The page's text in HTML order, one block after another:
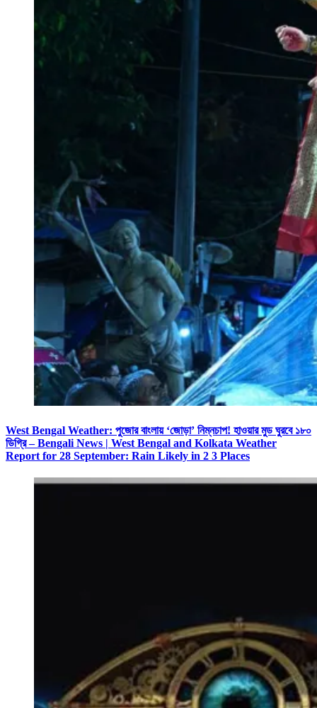
West Bengal Weather: পুজোর বাংলায় ‘জোড়া’ নিম্নচাপ! হাওয়ার মুড ঘুরবে ১৮০
ডিগ্রি – Bengali News | West Bengal and Kolkata Weather
Report for 28 September: Rain Likely in 2 3 Places